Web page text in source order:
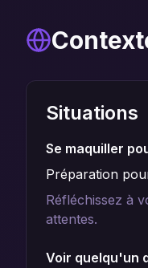
Situations
Se maquiller
Préparation
Réfléchissez à
attentes.
Voir quelqu'un